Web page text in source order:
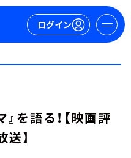
ログイン
を語る！【映画評
】